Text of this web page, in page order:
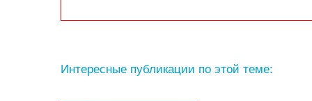
Интересные публикации по этой теме: